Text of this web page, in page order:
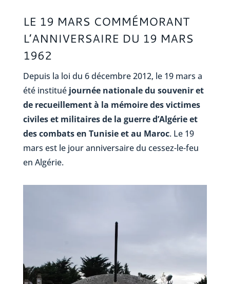
LE 19 MARS COMMÉMORANT
L’ANNIVERSAIRE DU 19 MARS
1962
Depuis la loi du 6 décembre 2012, le 19 mars a
été institué journée nationale du souvenir et
de recueillement à la mémoire des victimes
civiles et militaires de la guerre d’Algérie et
des combats en Tunisie et au Maroc. Le 19
mars est le jour anniversaire du cessez-le-feu
en Algérie.